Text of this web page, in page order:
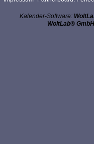
Kalender-Software:
WoltLab® GmbH